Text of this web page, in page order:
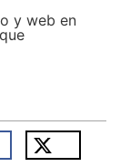
y web en